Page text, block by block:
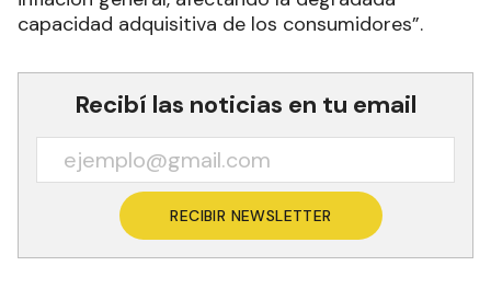
capacidad adquisitiva de los consumidores”.
Recibí las noticias en tu email
RECIBIR NEWSLETTER